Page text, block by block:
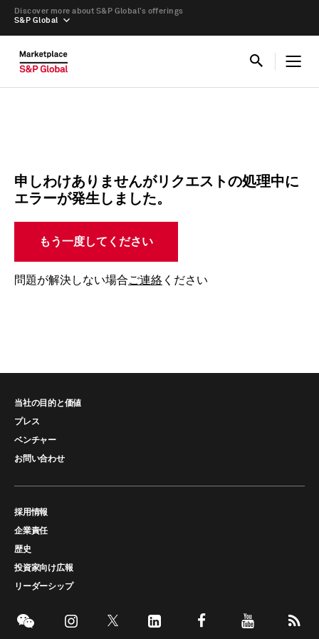
S&P Global
Discover more about S&P Global’s offerings
申しわけありませんがリクエストの処理中に
エラーが発生しました。
もう一度してください
問題が解決しない場合ご連絡 ください
当社の目的と価値
プレス
ベンチャー
お問い合わせ
採用情報
企業責任
歴史
投資家向け広報
リーダーシップ